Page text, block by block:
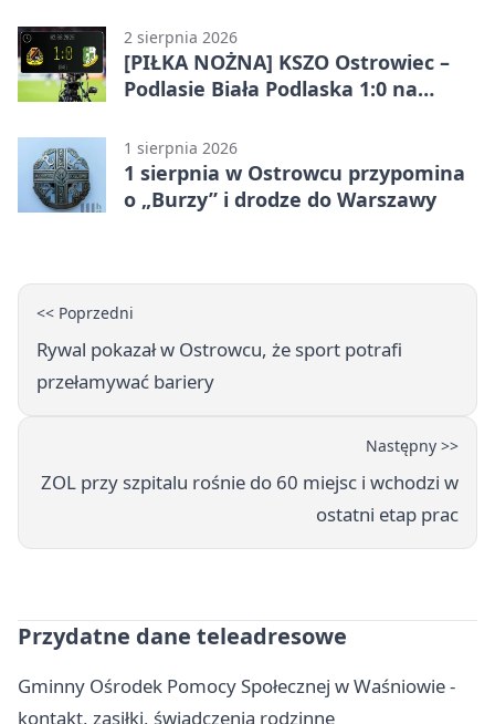
2 sierpnia 2026
[PIŁKA NOŻNA] KSZO Ostrowiec –
Podlasie Biała Podlaska 1:0 na
(Grupa IV)
1 sierpnia 2026
1 sierpnia w Ostrowcu przypomina
o „Burzy” i drodze do Warszawy
<< Poprzedni
Rywal pokazał w Ostrowcu, że sport potrafi
przełamywać bariery
Następny >>
ZOL przy szpitalu rośnie do 60 miejsc i wchodzi w
ostatni etap prac
Przydatne dane teleadresowe
Gminny Ośrodek Pomocy Społecznej w Waśniowie -
kontakt, zasiłki, świadczenia rodzinne